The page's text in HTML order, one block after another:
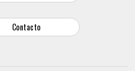
Contacto